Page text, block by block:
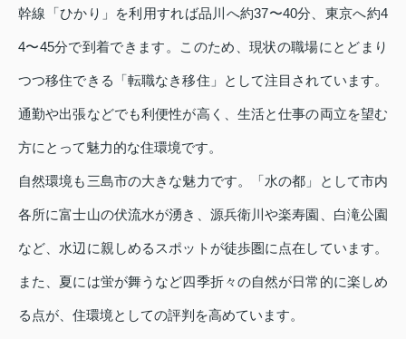
幹線「ひかり」を利用すれば品川へ約37〜40分、東京へ約4
4〜45分で到着できます。このため、現状の職場にとどまり
つつ移住できる「転職なき移住」として注目されています。
通勤や出張などでも利便性が高く、生活と仕事の両立を望む
方にとって魅力的な住環境です。
自然環境も三島市の大きな魅力です。「水の都」として市内
各所に富士山の伏流水が湧き、源兵衛川や楽寿園、白滝公園
など、水辺に親しめるスポットが徒歩圏に点在しています。
また、夏には蛍が舞うなど四季折々の自然が日常的に楽しめ
る点が、住環境としての評判を高めています。